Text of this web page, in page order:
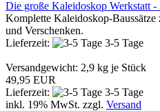
Die große Kaleidoskop Werkstatt -
Komplette Kaleidoskop-
und Verschenken.
Lieferzeit:
3-5 Tage
Versandgewicht: 2,9 kg je Stück
49,95 EUR
Lieferzeit:
3-5 Tage
inkl. 19% MwSt. zzgl. Versand